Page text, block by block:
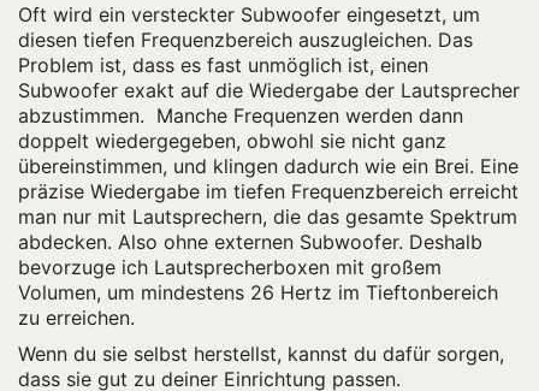
Oft wird ein versteckter Subwoofer eingesetzt, um
diesen tiefen Frequenzbereich auszugleichen. Das
Problem ist, dass es fast unmöglich ist, einen
Subwoofer exakt auf die Wiedergabe der Lautsprecher
abzustimmen. Manche Frequenzen werden dann
doppelt wiedergegeben, obwohl sie nicht ganz
übereinstimmen, und klingen dadurch wie ein Brei. Eine
präzise Wiedergabe im tiefen Frequenzbereich erreicht
man nur mit Lautsprechern, die das gesamte Spektrum
abdecken. Also ohne externen Subwoofer. Deshalb
bevorzuge ich Lautsprecherboxen mit großem
Volumen, um mindestens 26 Hertz im Tieftonbereich
zu erreichen.
Wenn du sie selbst herstellst, kannst du dafür sorgen,
dass sie gut zu deiner Einrichtung passen.